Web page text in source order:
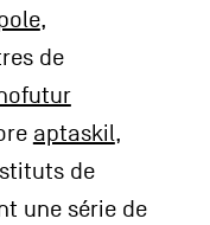
,
de
aptaskil,
de
une série de